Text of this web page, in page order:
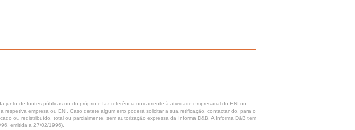
de fontes públicas ou do próprio e faz referência unicamente à atividade empresarial do ENI ou
empresa ou ENI. Caso detete algum erro poderá solicitar a sua retificação, contactando, para o
ou redistribuído, total ou parcialmente, sem autorização expressa da Informa D&B. A Informa D&B tem
emitida a 27/02/1996).